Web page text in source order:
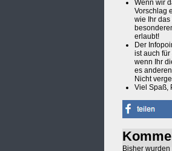
Wenn wir
Vorschlag
wie Ihr
erlaubt!
Der
ist auch
wenn Ihr
es
Nicht
Viel Spaß,
Bisher